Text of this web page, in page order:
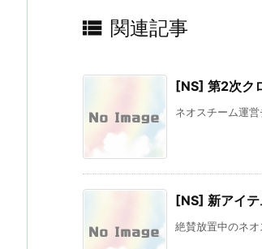
 関連記事
[NS] 第2次ク
ネオスチーム運
[NS] 新アイ
絶賛放置中のネ